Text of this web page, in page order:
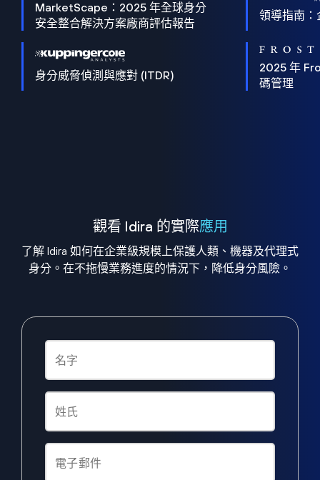
MarketScape：2025 年全球身分
安全整合解決方案廠商評估報告
領導指南
身分威脅偵測與應對 (ITDR)
2025 年
碼管理
觀看 Idira 的實際應用
了解 Idira 如何在企業級規模上保護人類、機器及代理式
身分。在不拖慢業務進度的情況下，降低身分風險。